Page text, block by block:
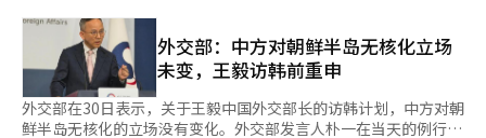
外交部：中方对朝鲜半岛无核化立场
未变，王毅访韩前重申
外交部在30日表示，关于王毅中国外交部长的访韩计划，中方对朝
鲜半岛无核化的立场没有变化。外交部发言人朴一在当天的例行简